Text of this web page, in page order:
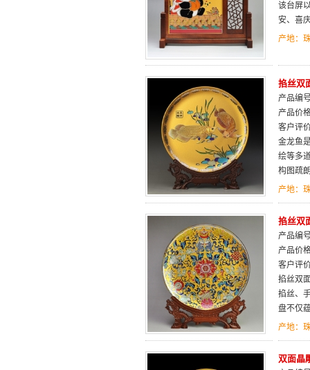
该台屏
安、喜
产地：
掐丝双
产品编
产品价
客户评
金龙鱼
绘等多
构图疏
产地：
掐丝双
产品编
产品价
客户评
掐丝双
掐丝、
盘不仅
产地：
双面晶